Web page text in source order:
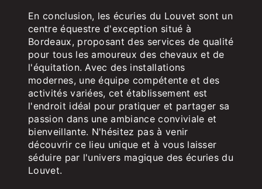
En conclusion, les écuries du Louvet sont un
centre équestre d'exception situé à
Bordeaux, proposant des services de qualité
pour tous les amoureux des chevaux et de
l'équitation. Avec des installations
modernes, une équipe compétente et des
activités variées, cet établissement est
l'endroit idéal pour pratiquer et partager sa
passion dans une ambiance conviviale et
bienveillante. N'hésitez pas à venir
découvrir ce lieu unique et à vous laisser
séduire par l'univers magique des écuries du
Louvet.